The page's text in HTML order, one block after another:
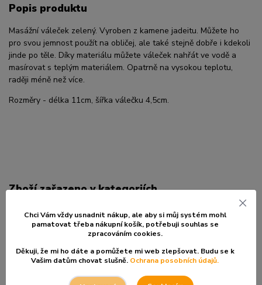
Popis produktu
Masážní váleček zelený. Vyroben z kamene jadeitu. Můžete ho
pro svou jemnost použít na obličej, ale také stejně dobře i kdekoli
jinde po těle. Díky materiálu můžete váleček nahřát ve vodě a
masírovat s teplým materiálem. Opatrně na vysokou teplotu,
raději méně než více.
Rozměry - délka 11cm, šířka válečku 4,5cm.
Zboží zařazeno v kategoriích
BAŇKY, JEHLY, GUA-SHA
Ostatní Pomůcky
Guasha, Pomůcky, Pátradla
Chci Vám vždy usnadnit nákup, ale aby si můj systém mohl
pamatovat třeba nákupní košík, potřebuji souhlas se
zpracováním cookies.
Děkuji, že mi ho dáte a pomůžete mi web zlepšovat. Budu se k
Vašim datům chovat slušně. Ochrana posobních údajů.